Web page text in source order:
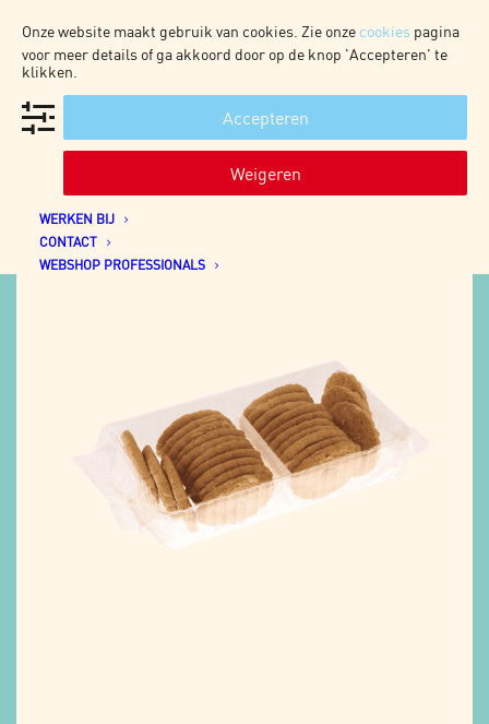
WEBSHOP CONSUMENTEN
HOME
ONZE PRODUCTEN
WERKEN BIJ
CONTACT
WEBSHOP PROFESSIONALS
PROFESSIONAL
8×250 RB AMANDEL KRANSJE
Onze website maakt gebruik van cookies. Zie onze cookies pagina
voor meer details of ga akkoord door op de knop 'Accepteren' te
klikken.
Accepteren
Weigeren